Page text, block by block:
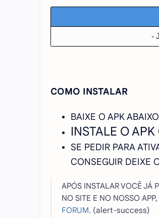
-
COMO INSTALAR
BAIXE O APK ABAIXO
INSTALE O
SE PEDIR PARA
CONSEGUIR DEIXE
APÓS INSTALAR VOCÊ JÁ
NO SITE E NO NOSSO
FORUM. (alert-success)